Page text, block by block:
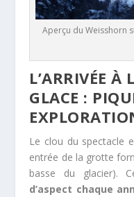
Aperçu du Weisshorn
L’ARRIVÉE À
GLACE :
Le clou du spectacle
entrée de la grotte
basse du glacier).
d’aspect chaque